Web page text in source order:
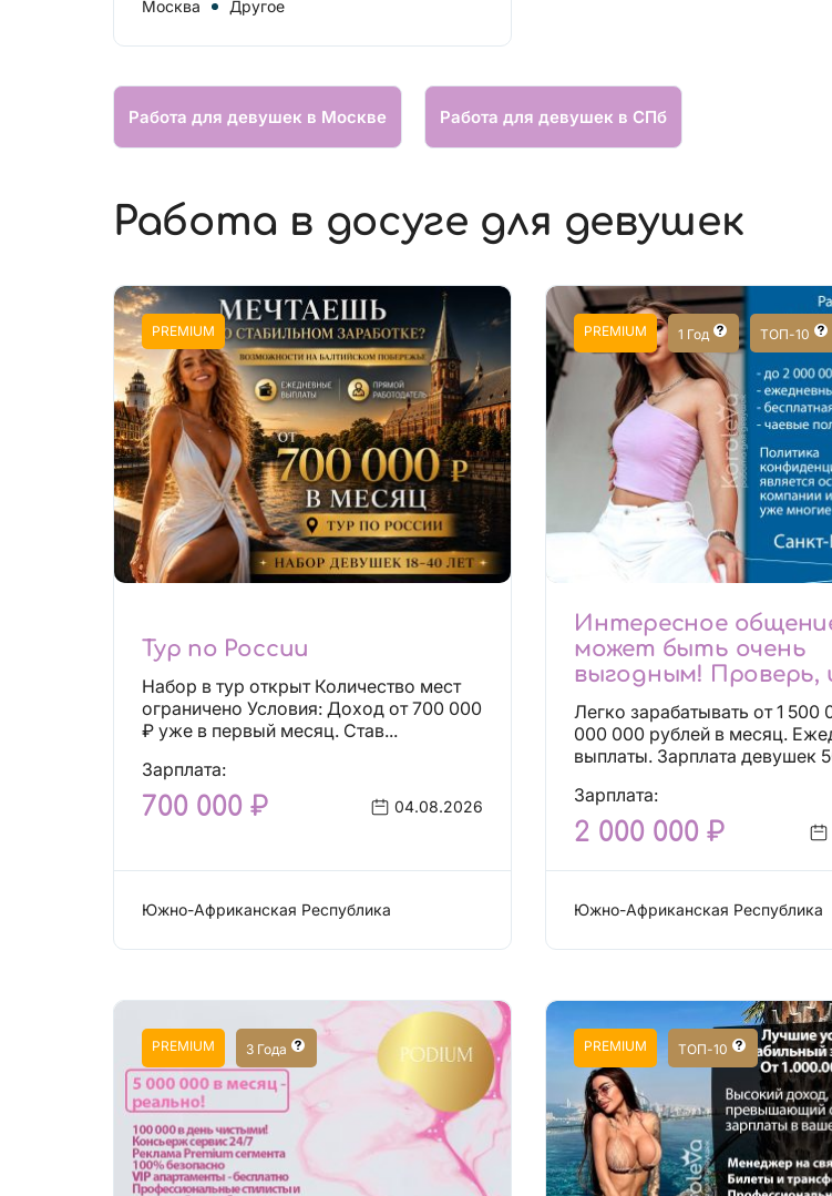
Москва Другое
Работа для девушек в Москве Работа для девушек в СПб
Работа в досуге для девушек
PREMIUM
Тур по России
Набор в тур открыт Количество мест
ограничено Условия: Доход от 700 000
₽ уже в первый месяц. Став...
Зарплата:
700 000 ₽ 04.08.2026
Южно-Африканская Республика
PREMIUM 1 Год ТОП-10
Интересное
может быть очень
выгодным! Проверь,
не пожалеешь! 2 000
Легко зарабатывать от 1 500
000 000 рублей в месяц. Ежедневные
Зарплата:
2 000 000 ₽
Южно-Африканская Республика
PREMIUM 3 Года PREMIUM ТОП-10